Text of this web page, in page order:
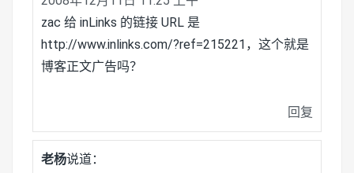
zac 给 inLinks 的链接 URL 是
http://www.inlinks.com/?ref=215221，这个就是
博客正文广告吗？
回复
老杨说道：